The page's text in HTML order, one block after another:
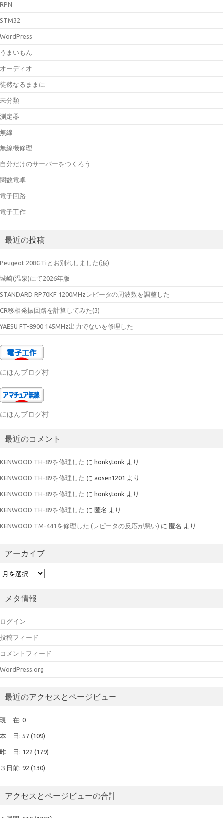
RPN
STM32
WordPress
うまいもん
オーディオ
徒然なるままに
未分類
測定器
無線
無線機修理
自分だけのサーバーをつくろう
関数電卓
電子回路
電子工作
最近の投稿
Peugeot 208GTiとお別れしました(涙)
城崎(温泉)にて2026年版
STANDARD RP70KF 1200MHzレピータの周波数を調整した
CR移相発振回路を計算してみた(3)
YAESU FT-8900 145MHz出力でないを修理した
にほんブログ村
にほんブログ村
最近のコメント
KENWOOD TH-89を修理した に honkytonk より
KENWOOD TH-89を修理した に aosen1201 より
KENWOOD TH-89を修理した に honkytonk より
KENWOOD TH-89を修理した に 匿名 より
KENWOOD TM-441を修理した (レピータの反応が悪い) に 匿名 より
アーカイブ
ア
イメタ情報
ログイン
投稿フィード
コメントフィード
WordPress.org
最近のアクセスとページビュー
現 在: 0
本 日: 57 (109)
昨 日: 122 (179)
３日前: 92 (130)
アクセスとページビューの合計